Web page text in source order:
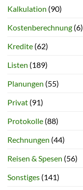
Kalkulation (90)
Kostenberechnung (6)
Kredite (62)
Listen (189)
Planungen (55)
Privat (91)
Protokolle (88)
Rechnungen (44)
Reisen & Spesen (56)
Sonstiges (141)